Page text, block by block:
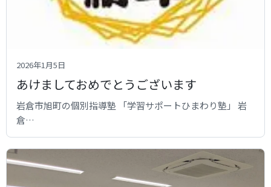
2026年1月5日
あけましておめでとうございます
岩倉市旭町の個別指導塾 「学習サポートひまわり塾」 岩
倉…